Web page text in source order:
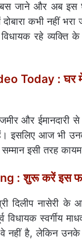
जाने और अब इस
कभी नहीं
विधायक रहे
Today : घर में
और ईमानदारी
हैं। इसलिए आज भी
इसी तरह कायम
: शुरू करें इस
दिलीप नासेरी
विधायक स्वर्गीय
नहीं है, लेकिन